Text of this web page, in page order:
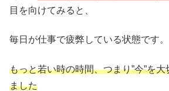
目を向けてみると、
毎日が仕事で疲弊している状態です。
もっと若い時の時間、つまり”今”を
ました